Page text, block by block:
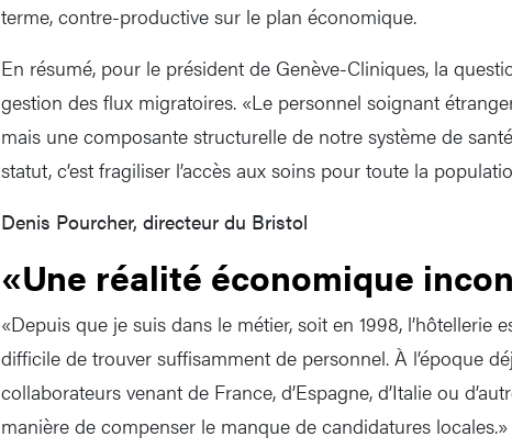
terme, contre-productive sur le plan économique.
En résumé, pour le président de Genève-Cliniques, la
gestion des flux migratoires. «Le personnel soignant
mais une composante structurelle de notre système de
statut, c’est fragiliser l’accès aux soins pour toute la
Denis Pourcher, directeur du Bristol
«Une réalité économique
«Depuis que je suis dans le métier, soit en 1998, l’hôtellerie
difficile de trouver suffisamment de personnel. À l’époque
collaborateurs venant de France, d’Espagne, d’Italie ou
manière de compenser le manque de candidatures locales.»